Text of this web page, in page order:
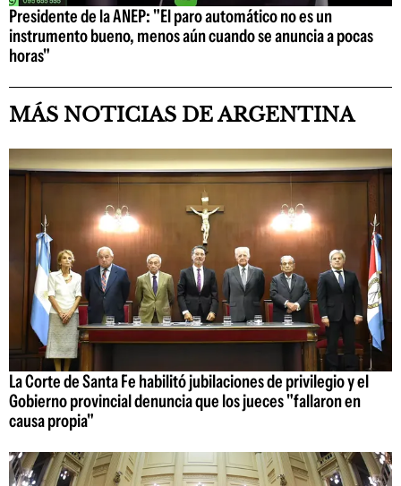
Presidente de la ANEP: "El paro automático no es un
instrumento bueno, menos aún cuando se anuncia a pocas
horas"
MÁS NOTICIAS DE ARGENTINA
La Corte de Santa Fe habilitó jubilaciones de privilegio y el
Gobierno provincial denuncia que los jueces "fallaron en
causa propia"